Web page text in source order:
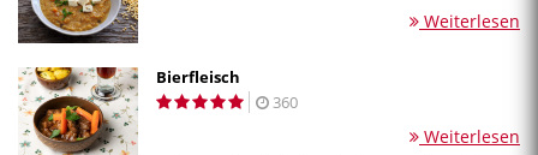
Weiterlesen
Bierfleisch
360
Weiterlesen